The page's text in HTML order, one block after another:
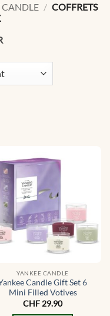
CANDLE / COFFRETS
YANKEE CANDLE
Candle Gift Set 6
Mini Filled Votives
CHF 29.90